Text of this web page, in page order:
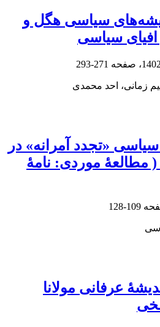
سیاسی هگل و
افیای سیاسی
271-293
زمانی، احد محمدی
«تجدد آمرانه» در
( مطالعۀ موردی: نامۀ
109-128
عرفانی مولانا